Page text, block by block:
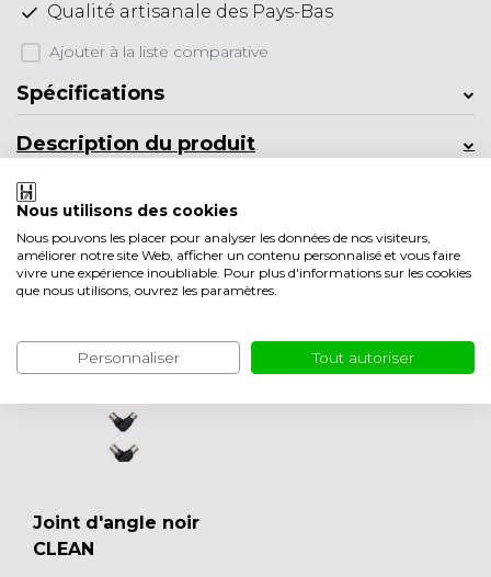
Qualité artisanale des Pays-Bas
Ajouter à la liste comparative
Spécifications
Description du produit
Informations sur le produit
Afficher moins
Aussi agréable à regarder
Joint d'angle noir
CLEAN
Nous utilisons des cookies
Nous pouvons les placer pour analyser les données de nos visiteurs,
améliorer notre site Web, afficher un contenu personnalisé et vous faire
vivre une expérience inoubliable. Pour plus d'informations sur les cookies
que nous utilisons, ouvrez les paramètres.
Personnaliser Tout autoriser